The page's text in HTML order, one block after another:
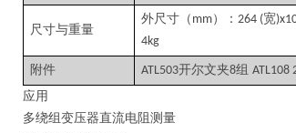
尺寸与重量
外尺寸（ mm）： 264 (宽
4kg
附件 ATL503开尔文夹8组 ATL108
应用
多绕组变压器直流电阻测量